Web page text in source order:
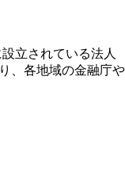
立されている法人
、各地域の金融庁や